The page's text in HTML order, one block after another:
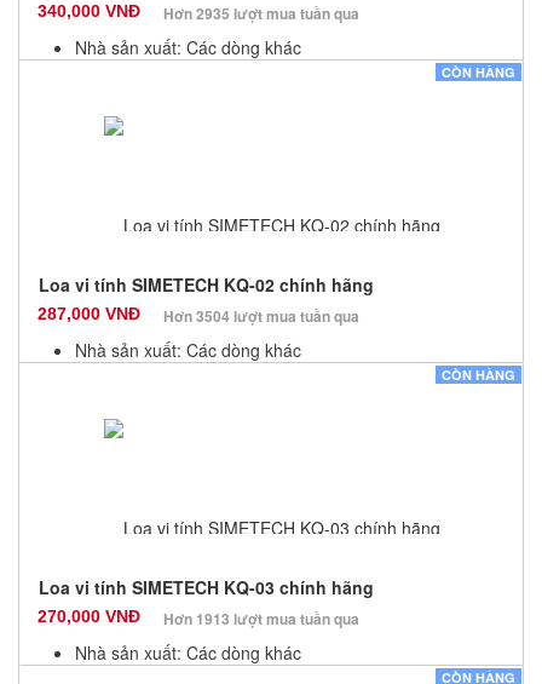
340,000 VNĐ Hơn 2935 lượt mua tuần qua
Nhà sản xuất: Các dòng khác
Số lượng: 100
CÒN HÀNG
Loa vi tính SIMETECH KQ-02 chính hãng
287,000 VNĐ Hơn 3504 lượt mua tuần qua
Nhà sản xuất: Các dòng khác
Số lượng: 100
CÒN HÀNG
Loa vi tính SIMETECH KQ-03 chính hãng
270,000 VNĐ Hơn 1913 lượt mua tuần qua
Nhà sản xuất: Các dòng khác
CÒN HÀNG